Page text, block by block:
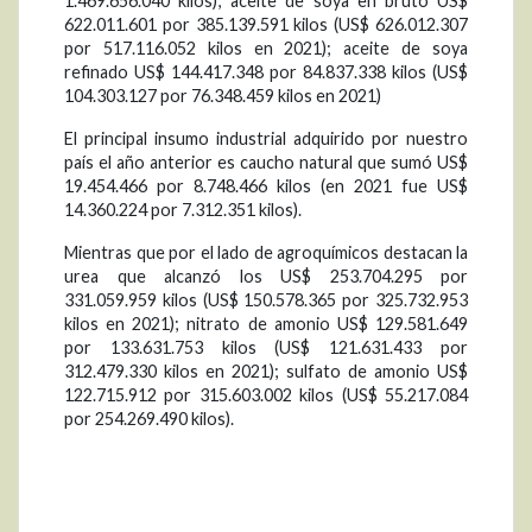
622.011.601 por 385.139.591 kilos (US$ 626.012.307
por 517.116.052 kilos en 2021); aceite de soya
refinado US$ 144.417.348 por 84.837.338 kilos (US$
104.303.127 por 76.348.459 kilos en 2021)
El principal insumo industrial adquirido por nuestro
país el año anterior es caucho natural que sumó US$
19.454.466 por 8.748.466 kilos (en 2021 fue US$
14.360.224 por 7.312.351 kilos).
Mientras que por el lado de agroquímicos destacan la
urea que alcanzó los US$ 253.704.295 por
331.059.959 kilos (US$ 150.578.365 por 325.732.953
kilos en 2021); nitrato de amonio US$ 129.581.649
por 133.631.753 kilos (US$ 121.631.433 por
312.479.330 kilos en 2021); sulfato de amonio US$
122.715.912 por 315.603.002 kilos (US$ 55.217.084
por 254.269.490 kilos).